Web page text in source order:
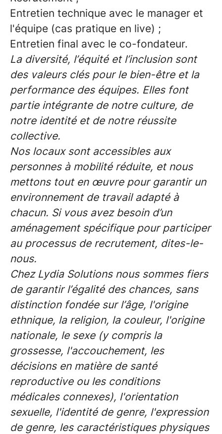
Entretien technique avec le manager et
l'équipe (cas pratique en live) ;
Entretien final avec le co-fondateur.
La diversité, l’équité et l’inclusion sont
des valeurs clés pour le bien-être et la
performance des équipes. Elles font
partie intégrante de notre culture, de
notre identité et de notre réussite
collective.
Nos locaux sont accessibles aux
personnes à mobilité réduite, et nous
mettons tout en œuvre pour garantir un
environnement de travail adapté à
chacun. Si vous avez besoin d’un
aménagement spécifique pour participer
au processus de recrutement, dites-le-
nous.
Chez Lydia Solutions nous sommes fiers
de garantir l’égalité des chances, sans
distinction fondée sur l’âge, l'origine
ethnique, la religion, la couleur, l'origine
nationale, le sexe (y compris la
grossesse, l'accouchement, les
décisions en matière de santé
reproductive ou les conditions
médicales connexes), l'orientation
sexuelle, l'identité de genre, l'expression
de genre, les caractéristiques physiques